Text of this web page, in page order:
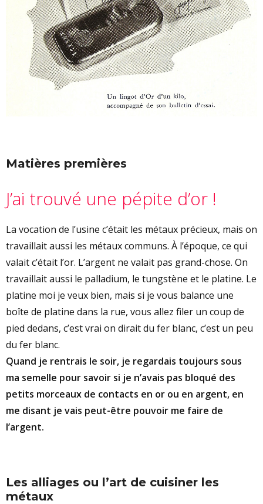
Matières premières
J’ai trouvé une pépite d’or !
La vocation de l’usine c’était les métaux précieux, mais on
travaillait aussi les métaux communs. À l’époque, ce qui
valait c’était l’or. L’argent ne valait pas grand-chose. On
travaillait aussi le palladium, le tungstène et le platine. Le
platine moi je veux bien, mais si je vous balance une
boîte de platine dans la rue, vous allez filer un coup de
pied dedans, c’est vrai on dirait du fer blanc, c’est un peu
du fer blanc.
Quand je rentrais le soir, je regardais toujours sous
ma semelle pour savoir si je n’avais pas bloqué des
petits morceaux de contacts en or ou en argent, en
me disant je vais peut-être pouvoir me faire de
l’argent.
Les alliages ou l’art de cuisiner les
métaux